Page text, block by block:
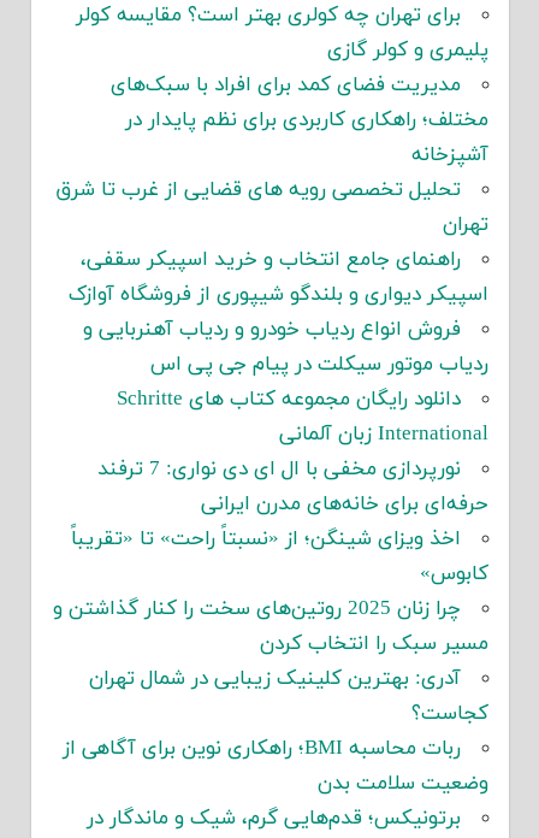
برای تهران چه کولری بهتر است؟ مقایسه کولر
پلیمری و کولر گازی
مدیریت فضای کمد برای افراد با سبک‌های
مختلف؛ راهکاری کاربردی برای نظم پایدار در
آشپزخانه
تحلیل تخصصی رویه های قضایی از غرب تا شرق
تهران
راهنمای جامع انتخاب و خرید اسپیکر سقفی،
اسپیکر دیواری و بلندگو شیپوری از فروشگاه آوازک
فروش انواع ردیاب خودرو و ردیاب آهنربایی و
ردیاب موتور سیکلت در پیام جی پی اس
دانلود رایگان مجموعه کتاب های Schritte
International زبان آلمانی
نورپردازی مخفی با ال ای دی نواری: 7 ترفند
حرفه‌ای برای خانه‌های مدرن ایرانی
اخذ ویزای شینگن؛ از «نسبتاً راحت» تا «تقریباً
کابوس»
چرا زنان 2025 روتین‌های سخت را کنار گذاشتن و
مسیر سبک را انتخاب کردن
آدری: بهترین کلینیک زیبایی در شمال تهران
کجاست؟
ربات محاسبه BMI؛ راهکاری نوین برای آگاهی از
وضعیت سلامت بدن
برتونیکس؛ قدم‌هایی گرم، شیک و ماندگار در